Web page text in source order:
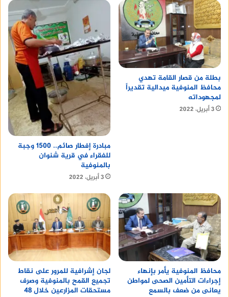
بطلة من قصار القامة تهدي
محافظ المنوفية ميدالية تقديراً
لمجهوداته
3 أبريل، 2022
مبادرة إفطار صائم.. 1500 وجبة
للفقراء في قرية شنوان
بالمنوفية
3 أبريل، 2022
محافظ المنوفية يأمر بإنهاء
إجراءات التأمين الصحى لمواطن
يعانى من ضعف بالسمع
لجان إشرافية للمرور على نقاط
تجميع القمح بالمنوفية وصرف
مستحقات المزارعين خلال 48